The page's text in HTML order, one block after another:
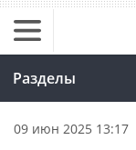
Разделы
09 июн 2025 13:17